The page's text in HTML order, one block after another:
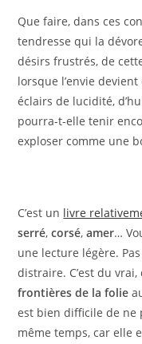
Que faire, dans ces
tendresse qui la
désirs frustrés, de
lorsque l’envie
éclairs de lucidité,
pourra-t-elle tenir
exploser comme une
C’est un livre
serré,corsé,amer…
une lecture légère.
distraire. C’est du
frontières de la folie
est bien difficile de ne
même temps, car elle